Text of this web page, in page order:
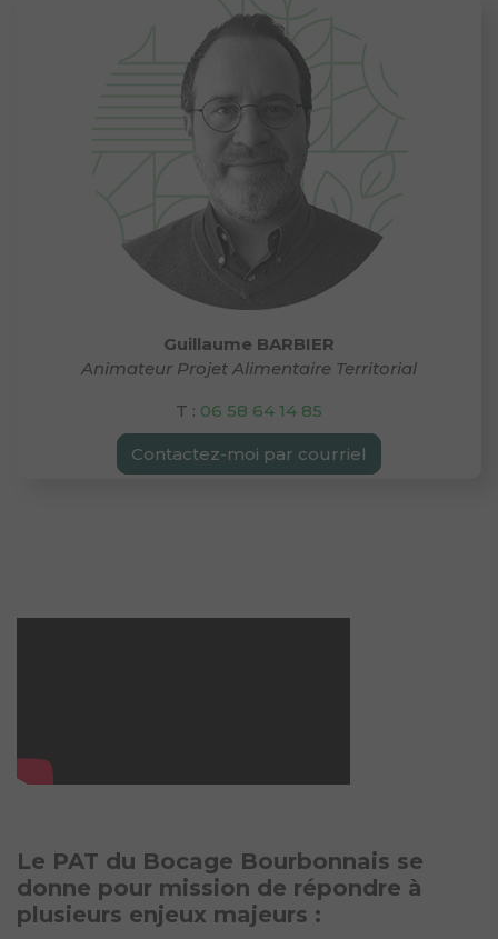
Guillaume BARBIER
Animateur Projet Alimentaire Territorial
T : 06 58 64 14 85
Contactez-moi par courriel
Le PAT du Bocage Bourbonnais se
donne pour mission de répondre à
plusieurs enjeux majeurs :